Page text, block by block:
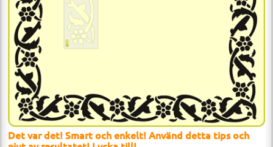
Det var det! Smart och enkelt! Använd detta tips och